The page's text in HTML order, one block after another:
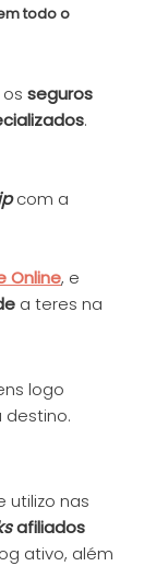
todo o
os seguros
.
com a
Online, e
a teres na
logo
utilizo nas
afiliados
ativo, além